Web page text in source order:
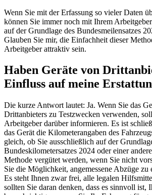
Wenn Sie mit der Erfassung so vieler Daten
können Sie immer noch mit Ihrem
auf der Grundlage des Bundesmeilensatzes
Glauben Sie mir, die Einfachheit dieser
Arbeitgeber attraktiv sein.
Haben Geräte von
Einfluss auf meine
Die kurze Antwort lautet: Ja. Wenn Sie das
Drittanbieters zu Testzwecken verwenden,
Arbeitgeber darüber informieren. Es ist
das Gerät die Kilometerangaben des
gleich, ob Sie ausschließlich auf der
Bundeskilometersatzes 2024 oder einer
Methode vergütet werden, wenn Sie nicht
Sie die Möglichkeit, angemessene Abzüge zu
Es steht Ihnen zwar frei, alle legalen
sollten Sie daran denken, dass es sinnvoll ist,